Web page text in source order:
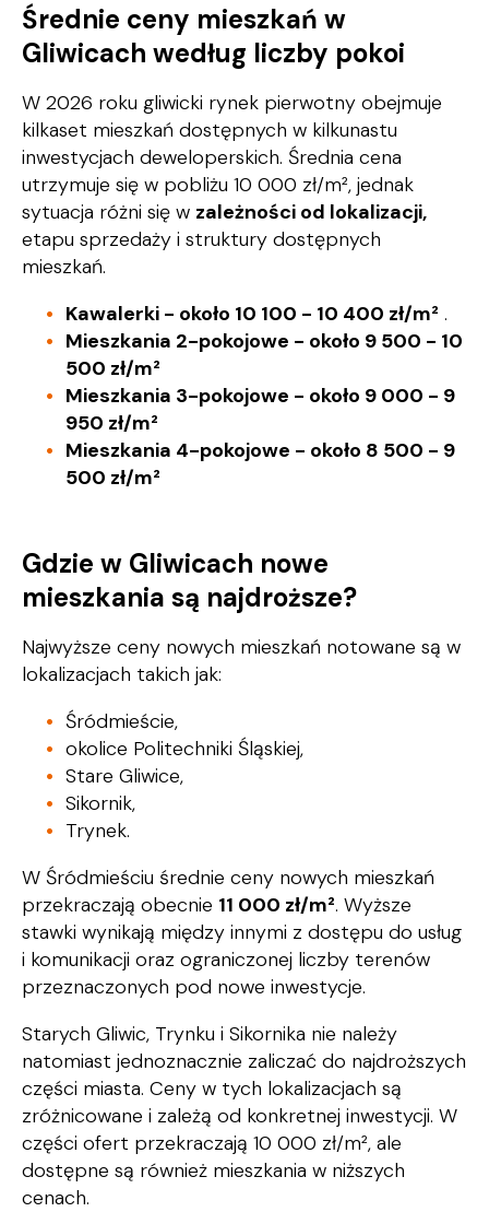
Średnie ceny mieszkań w
Gliwicach według liczby pokoi
W 2026 roku gliwicki rynek pierwotny obejmuje
kilkaset mieszkań dostępnych w kilkunastu
inwestycjach deweloperskich. Średnia cena
utrzymuje się w pobliżu 10 000 zł/m², jednak
sytuacja różni się w zależności od lokalizacji,
etapu sprzedaży i struktury dostępnych
mieszkań.
Kawalerki - około 10 100 - 10 400 zł/m² .
Mieszkania 2-pokojowe - około 9 500 - 10
500 zł/m²
Mieszkania 3-pokojowe - około 9 000 - 9
950 zł/m²
Mieszkania 4-pokojowe - około 8 500 - 9
500 zł/m²
Gdzie w Gliwicach nowe
mieszkania są najdroższe?
Najwyższe ceny nowych mieszkań notowane są w
lokalizacjach takich jak:
Śródmieście,
okolice Politechniki Śląskiej,
Stare Gliwice,
Sikornik,
Trynek.
W Śródmieściu średnie ceny nowych mieszkań
przekraczają obecnie 11 000 zł/m². Wyższe
stawki wynikają między innymi z dostępu do usług
i komunikacji oraz ograniczonej liczby terenów
przeznaczonych pod nowe inwestycje.
Starych Gliwic, Trynku i Sikornika nie należy
natomiast jednoznacznie zaliczać do najdroższych
części miasta. Ceny w tych lokalizacjach są
zróżnicowane i zależą od konkretnej inwestycji. W
części ofert przekraczają 10 000 zł/m², ale
dostępne są również mieszkania w niższych
cenach.